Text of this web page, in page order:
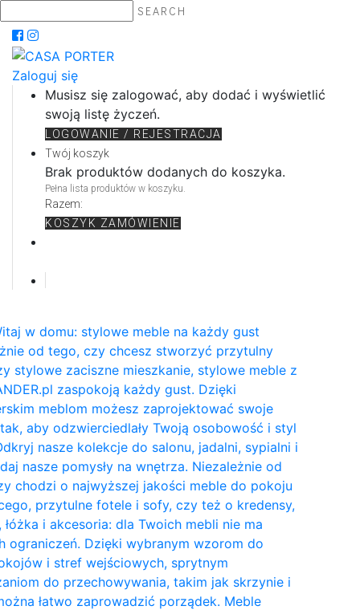
SEARCH
Zaloguj się
Musisz się zalogować, aby dodać i wyświetlić
swoją listę życzeń.
LOGOWANIE / REJESTRACJA
Twój koszyk
Brak produktów dodanych do koszyka.
Pełna lista produktów w koszyku.
Razem:
KOSZYK ZAMÓWIENIE
w domu: stylowe meble na każdy gust
od tego, czy chcesz stworzyć przytulny
stylowe zaciszne mieszkanie, stylowe meble z
zaspokoją każdy gust. Dzięki
meblom możesz zaprojektować swoje
aby odzwierciedlały Twoją osobowość i styl
nasze kolekcje do salonu, jadalni, sypialni i
nasze pomysły na wnętrza. Niezależnie od
chodzi o najwyższej jakości meble do pokoju
przytulne fotele i sofy, czy też o kredensy,
i akcesoria: dla Twoich mebli nie ma
ograniczeń. Dzięki wybranym wzorom do
i stref wejściowych, sprytnym
do przechowywania, takim jak skrzynie i
łatwo zaprowadzić porządek. Meble